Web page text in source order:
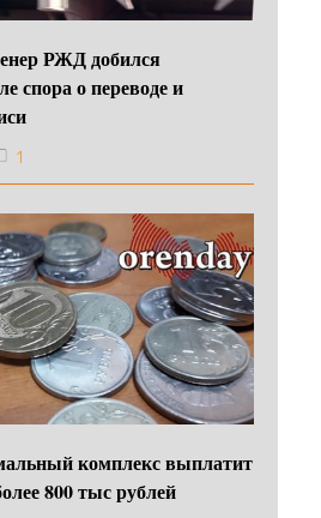
РЖД добился
спора о переводе и
1
комплекс выплатит
800 тыс рублей